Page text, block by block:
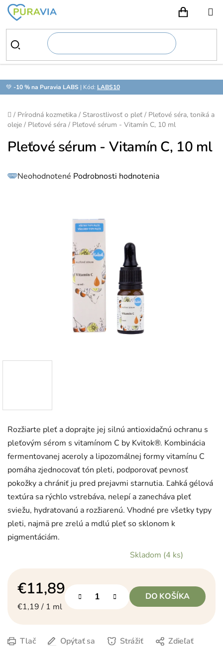
Prejsť
obsah
💚 -10 % na Puravia LABS | Kód: LABS10
Domov
/ Prírodná kozmetika / Starostlivosť o pleť / Pleťové séra, toniká a
oleje / Pleťové séra / Pleťové sérum - Vitamín C, 10 ml
Rozžiarte pleť a doprajte jej silnú antioxidačnú ochranu s
pleťovým sérom s vitamínom C by Kvitok®. Kombinácia
fermentovanej aceroly a lipozomálnej formy vitamínu C
pomáha zjednocovať tón pleti, podporovať pevnosť
pokožky a chrániť ju pred prejavmi starnutia. Ľahká gélová
textúra sa rýchlo vstrebáva, nelepí a zanecháva pleť
sviežu, hydratovanú a rozžiarenú. Vhodné pre všetky typy
pleti, najmä pre zrelú a mdlú pleť so sklonom k
pigmentáciám.
Skladom (4 ks)
€11,89
Jednotková cena:
€1,19 / 1 ml
DO KOŠÍKA
Tlač Opýtať sa Strážiť Zdieľať
Pleťové sérum - Vitamín C, 10 ml
Priemerné
hodnotenie
Neohodnotené Podrobnosti hodnotenia